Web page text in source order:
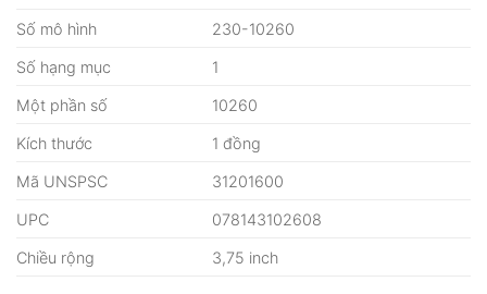
Số mô hình 230-10260
Số hạng mục 1
Một phần số 10260
Kích thước 1 đồng
Mã UNSPSC 31201600
UPC 078143102608
Chiều rộng 3,75 inch